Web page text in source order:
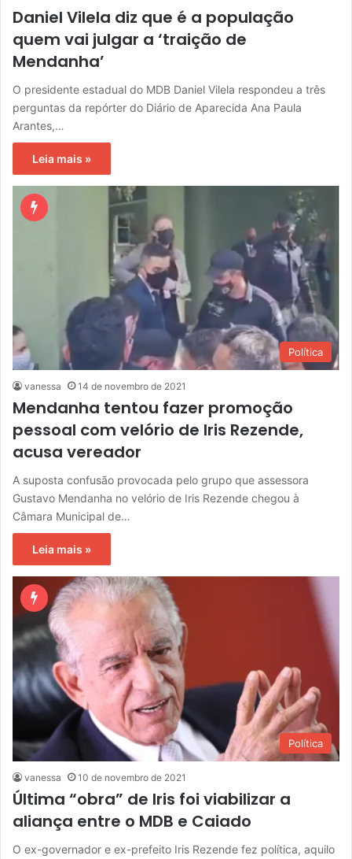
Daniel Vilela diz que é a população
quem vai julgar a ‘traição de
Mendanha’
O presidente estadual do MDB Daniel Vilela respondeu a três
perguntas da repórter do Diário de Aparecida Ana Paula
Arantes,…
Leia mais »
Política
vanessa 14 de novembro de 2021
Mendanha tentou fazer promoção
pessoal com velório de Iris Rezende,
acusa vereador
A suposta confusão provocada pelo grupo que assessora
Gustavo Mendanha no velório de Iris Rezende chegou à
Câmara Municipal de…
Leia mais »
Política
vanessa 10 de novembro de 2021
Última “obra” de Iris foi viabilizar a
aliança entre o MDB e Caiado
O ex-governador e ex-prefeito Iris Rezende fez política, aquilo